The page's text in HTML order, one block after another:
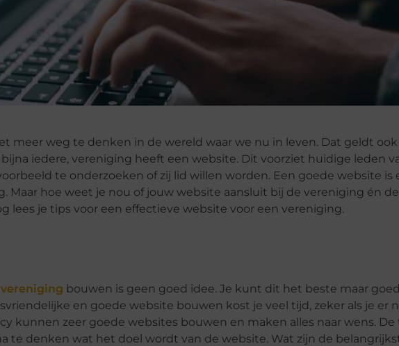
meer weg te denken in de wereld waar we nu in leven. Dat geldt
bijna iedere, vereniging heeft een website. Dit voorziet huidige leden
te onderzoeken of zij lid willen worden. Een goede website is
Maar hoe weet je nou of jouw website aansluit bij de vereniging én
lees je tips voor een effectieve website voor een vereniging.
bouwen is geen goed idee. Je kunt dit het beste maar
en goede website bouwen kost je veel tijd, zeker als je er
kunnen zeer goede websites bouwen en maken alles naar wens. De
te denken wat het doel wordt van de website. Wat zijn de